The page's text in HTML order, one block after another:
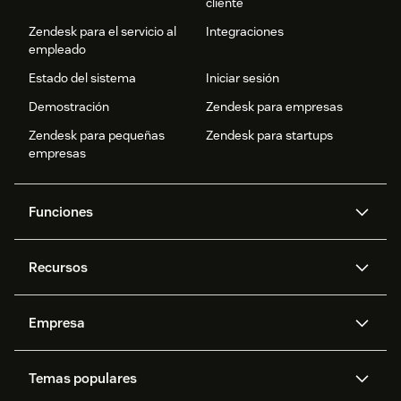
Zendesk para el servicio al
empleado
Integraciones
Estado del sistema
Iniciar sesión
Demostración
Zendesk para empresas
Zendesk para pequeñas
empresas
Zendesk para startups
Funciones
IA de Zendesk
datos avanzadas
Gestión de tickets
Voz
Foros de la comunidad
Recursos
API y programadores
Historias de clientes
Empresa
Ofertas de empleo
Temas populares